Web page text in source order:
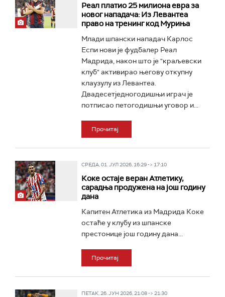
Реал платио 25 милиона евра за
новог нападача: Из Левантеа
право на тренинг код Муриња
Млади шпански нападач Карлос
Еспи нови је фудбалер Реал
Мадрида, након што је "краљевски
клуб" активирао његову откупну
клаузулу из Левантеа.
Двадесетједногодишњи играч је
потписао петогодишњи уговор и...
Прочитај
СРЕДА, 01. ЈУЛ 2026, 16:29 -> 17:10
Коке остаје веран Атлетику,
сарадња продужена на још годину
дана
Капитен Атлетика из Мадрида Коке
остаће у клубу из шпанске
престонице још годину дана...
Прочитај
ПЕТАК, 26. ЈУН 2026, 21:08 -> 21:30